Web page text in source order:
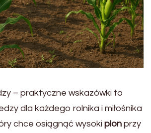
– praktyczne wskazówki to
dla każdego rolnika i miłośnika
chce osiągnąć wysoki plon przy